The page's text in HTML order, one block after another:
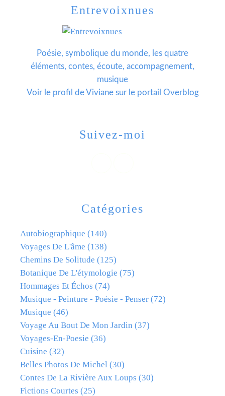
Catégories
Autobiographique (140)
Voyages De L'âme (138)
Chemins De Solitude (125)
Botanique De L'étymologie (75)
Hommages Et Échos (74)
Musique - Peinture - Poésie - Penser (72)
Musique (46)
Voyage Au Bout De Mon Jardin (37)
Voyages-En-Poesie (36)
Cuisine (32)
Belles Photos De Michel (30)
Contes De La Rivière Aux Loups (30)
Fictions Courtes (25)
Entrevoixnues
Poésie, symbolique du monde, les quatre
éléments, contes, écoute, accompagnement,
musique
Voir le profil deVivianesur le portail Overblog
Suivez-moi